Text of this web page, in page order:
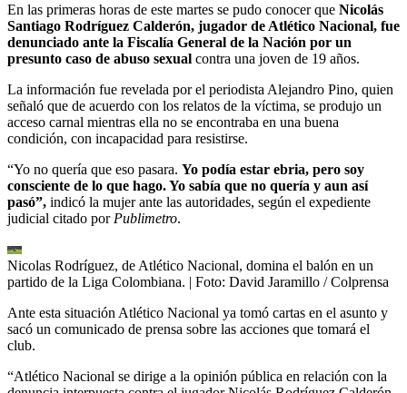
En las primeras horas de este martes se pudo conocer que Nicolás
Santiago Rodríguez Calderón, jugador de Atlético Nacional, fue
denunciado ante la Fiscalía General de la Nación por un
presunto caso de abuso sexual contra una joven de 19 años.
La información fue revelada por el periodista Alejandro Pino, quien
señaló que de acuerdo con los relatos de la víctima, se produjo un
acceso carnal mientras ella no se encontraba en una buena
condición, con incapacidad para resistirse.
“Yo no quería que eso pasara. Yo podía estar ebria, pero soy
consciente de lo que hago. Yo sabía que no quería y aun así
pasó”, indicó la mujer ante las autoridades, según el expediente
judicial citado por Publimetro.
Nicolas Rodríguez, de Atlético Nacional, domina el balón en un
partido de la Liga Colombiana. | Foto: David Jaramillo / Colprensa
Ante esta situación Atlético Nacional ya tomó cartas en el asunto y
sacó un comunicado de prensa sobre las acciones que tomará el
club.
“Atlético Nacional se dirige a la opinión pública en relación con la